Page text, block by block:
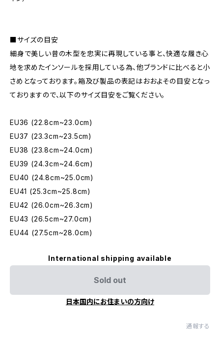
■サイズの目安
細身で美しい昔の木型を忠実に再現している事と、快適な履き心
地を求めたインソールを採用している為、他ブランドに比べると小
さめとなっております。箱及び製品の表記はおおよその目安となっ
ておりますので、以下のサイズ目安をご覧ください。
EU36 (22.8cm~23.0cm)
EU37 (23.3cm~23.5cm)
EU38 (23.8cm~24.0cm)
EU39 (24.3cm~24.6cm)
EU40 (24.8cm~25.0cm)
EU41 (25.3cm~25.8cm)
EU42 (26.0cm~26.3cm)
EU43 (26.5cm~27.0cm)
EU44 (27.5cm~28.0cm)
International shipping available
Sold out
日本国内にお住まいの方向け
通報する